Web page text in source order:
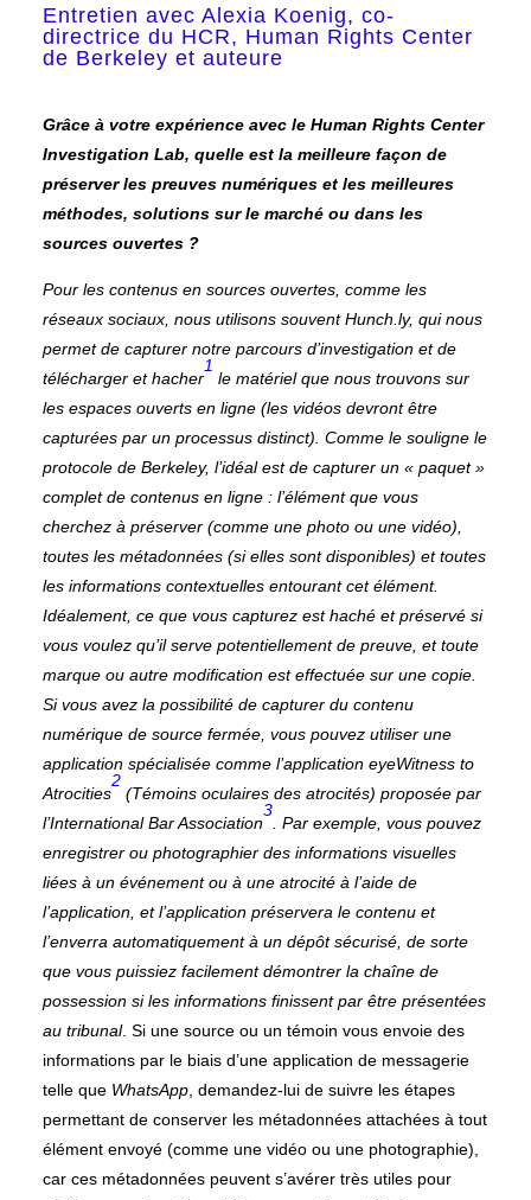
Entretien avec Alexia Koenig, co-
directrice du HCR, Human Rights Center
de Berkeley et auteure
Grâce à votre expérience avec le Human Rights Center
Investigation Lab, quelle est la meilleure façon de
préserver les preuves numériques et les meilleures
méthodes, solutions sur le marché ou dans les
sources ouvertes ?
Pour les contenus en sources ouvertes, comme les
réseaux sociaux, nous utilisons souvent Hunch.ly, qui nous
permet de capturer notre parcours d’investigation et de
télécharger et hacher
1
le matériel que nous trouvons sur
les espaces ouverts en ligne (les vidéos devront être
capturées par un processus distinct). Comme le souligne le
protocole de Berkeley, l’idéal est de capturer un « paquet »
complet de contenus en ligne : l’élément que vous
cherchez à préserver (comme une photo ou une vidéo),
toutes les métadonnées (si elles sont disponibles) et toutes
les informations contextuelles entourant cet élément.
Idéalement, ce que vous capturez est haché et préservé si
vous voulez qu’il serve potentiellement de preuve, et toute
marque ou autre modification est effectuée sur une copie.
Si vous avez la possibilité de capturer du contenu
numérique de source fermée, vous pouvez utiliser une
application spécialisée comme l’application eyeWitness to
Atrocities
2
(Témoins oculaires des atrocités) proposée par
l’International Bar Association
3
. Par exemple, vous pouvez
enregistrer ou photographier des informations visuelles
liées à un événement ou à une atrocité à l’aide de
l’application, et l’application préservera le contenu et
l’enverra automatiquement à un dépôt sécurisé, de sorte
que vous puissiez facilement démontrer la chaîne de
possession si les informations finissent par être présentées
au tribunal. Si une source ou un témoin vous envoie des
informations par le biais d’une application de messagerie
telle que WhatsApp, demandez-lui de suivre les étapes
permettant de conserver les métadonnées attachées à tout
élément envoyé (comme une vidéo ou une photographie),
car ces métadonnées peuvent s’avérer très utiles pour